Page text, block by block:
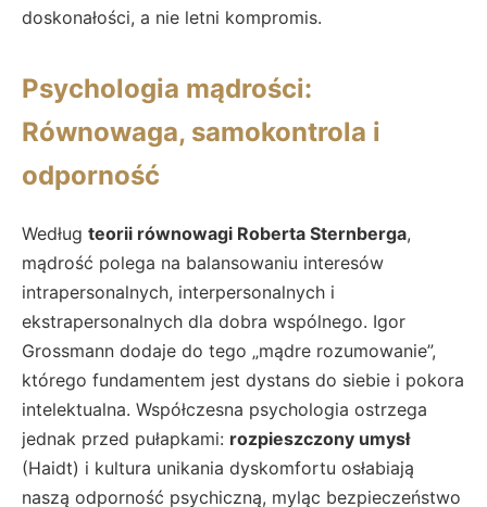
doskonałości, a nie letni kompromis.
Psychologia mądrości:
Równowaga, samokontrola i
odporność
Według teorii równowagi Roberta Sternberga,
mądrość polega na balansowaniu interesów
intrapersonalnych, interpersonalnych i
ekstrapersonalnych dla dobra wspólnego. Igor
Grossmann dodaje do tego „mądre rozumowanie”,
którego fundamentem jest dystans do siebie i pokora
intelektualna. Współczesna psychologia ostrzega
jednak przed pułapkami: rozpieszczony umysł
(Haidt) i kultura unikania dyskomfortu osłabiają
naszą odporność psychiczną, myląc bezpieczeństwo